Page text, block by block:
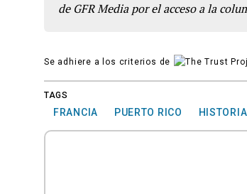
de GFR Media por el acceso a la
Se adhiere a los criterios de
TAGS
FRANCIA PUERTO RICO HISTORIA